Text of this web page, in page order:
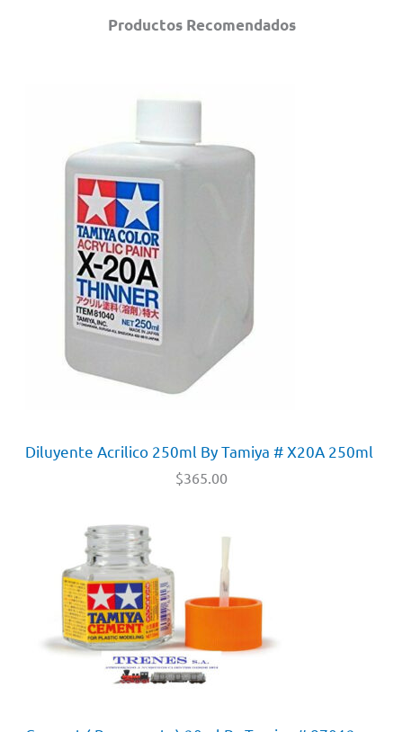
Productos Recomendados
Diluyente Acrilico 250ml By Tamiya # X20A 250ml
$365.00